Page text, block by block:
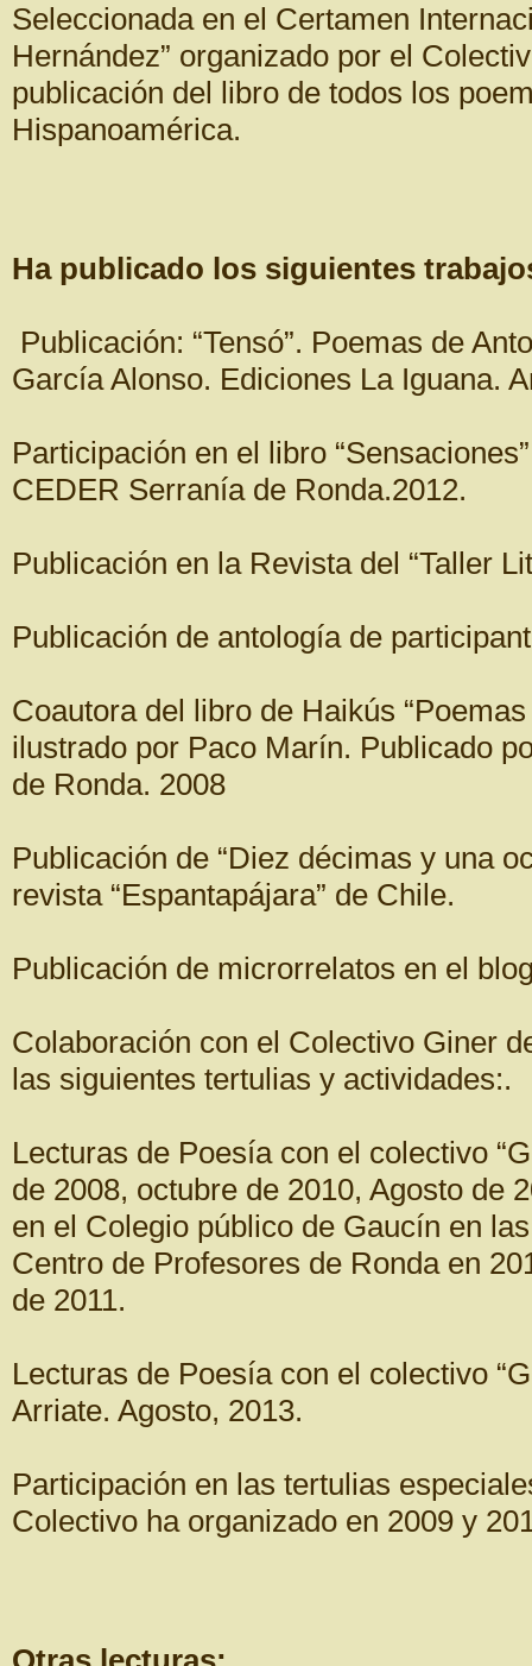
Seleccionada en el Certamen
Hernández” organizado por el
publicación del libro de todos los
Hispanoamérica.
Ha publicado los siguientes
Publicación: “Tensó”. Poemas de
García Alonso. Ediciones La Iguana.
Participación en el libro
CEDER Serranía de Ronda.2012.
Publicación en la Revista del “Taller
Publicación de antología de
Coautora del libro de Haikús
ilustrado por Paco Marín. Publicado
de Ronda. 2008
Publicación de “Diez décimas y una
revista “Espantapájara” de Chile.
Publicación de microrrelatos en el
Colaboración con el Colectivo Giner
las siguientes tertulias y actividades:.
Lecturas de Poesía con el colectivo
de 2008, octubre de 2010, Agosto de
en el Colegio público de Gaucín en
Centro de Profesores de Ronda en
de 2011.
Lecturas de Poesía con el colectivo
Arriate. Agosto, 2013.
Participación en las tertulias
Colectivo ha organizado en 2009 y